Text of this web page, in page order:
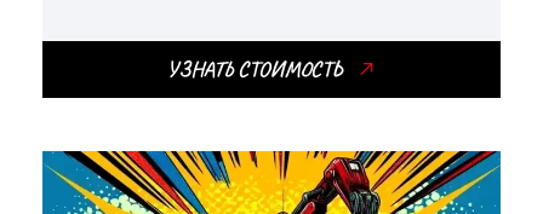
УЗНАТЬ СТОИМОСТЬ